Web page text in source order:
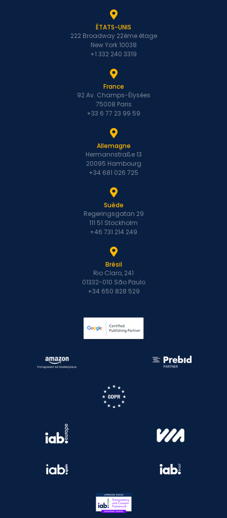
ÉTATS-UNIS
222 Broadway 22ème étage
New York 10038
+1 332 240 3319
France
92 Av. Champs-Élysées
75008 Paris
+33 6 77 23 99 59
Allemagne
Hermannstraße 13
20095 Hambourg
+34 681 026 725
Suède
Regeringsgatan 29
111 51 Stockholm
+46 731 214 249
Brésil
Rio Claro, 241
01332-010 São Paulo
+34 650 828 529